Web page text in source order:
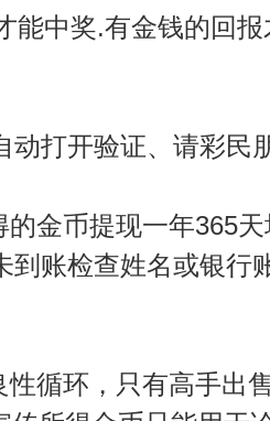
能中奖.有金钱的回
动打开验证、请彩民
的金币提现一年365
到账检查姓名或银行
性循环，只有高手出